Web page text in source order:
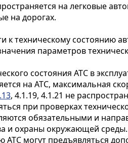
на легковые
на дорогах.
к техническому состоянию
параметров
состояния АТС в
на АТС, максимальная
, 4.1.19, 4.1.21 не
при проверках
обязательными и
и охраны окружающей среды.
АТС могут предъявляться